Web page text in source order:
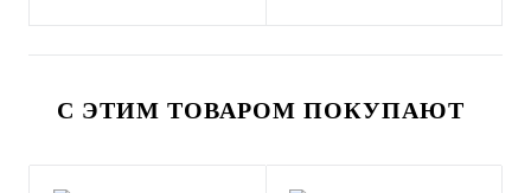
С ЭТИМ ТОВАРОМ ПОКУПАЮТ